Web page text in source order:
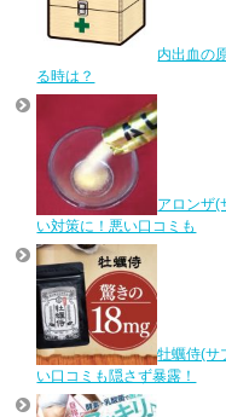
内出血の
る時は？
アロンザ(
い対策に！悪い口コミも
牡蠣侍(サ
い口コミも隠さず暴露！